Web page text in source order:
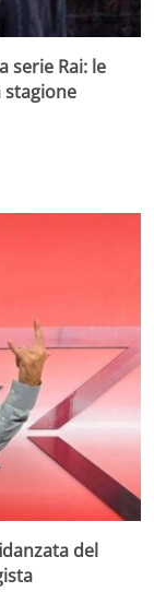
serie Rai: le
stagione
del